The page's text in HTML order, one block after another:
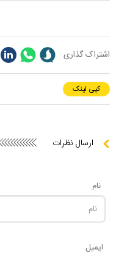
اشتراک گذاری
کپی لینک
ارسال نظرات
نام
ایمیل